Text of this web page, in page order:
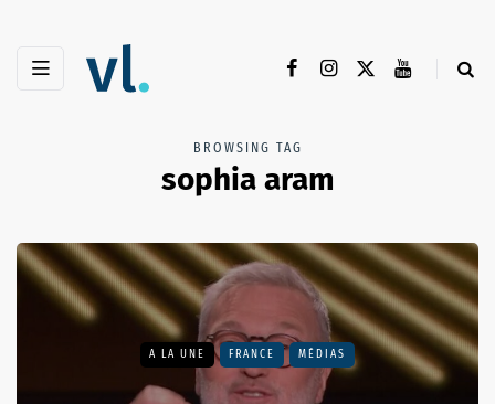
BROWSING TAG
sophia aram
A LA UNE FRANCE MÉDIAS